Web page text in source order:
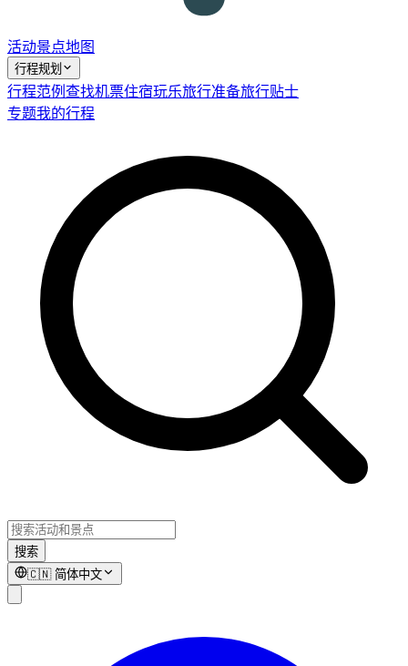
活动景点地图
行程规划
行程范例 查找机票住宿玩乐旅行准备旅行贴士
专题我的行程
搜索
🇨🇳 简体中文